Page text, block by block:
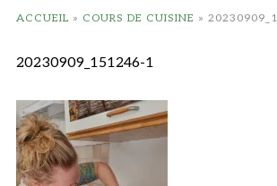
ACCUEIL » COURS DE CUISINE »
20230909_151246-1